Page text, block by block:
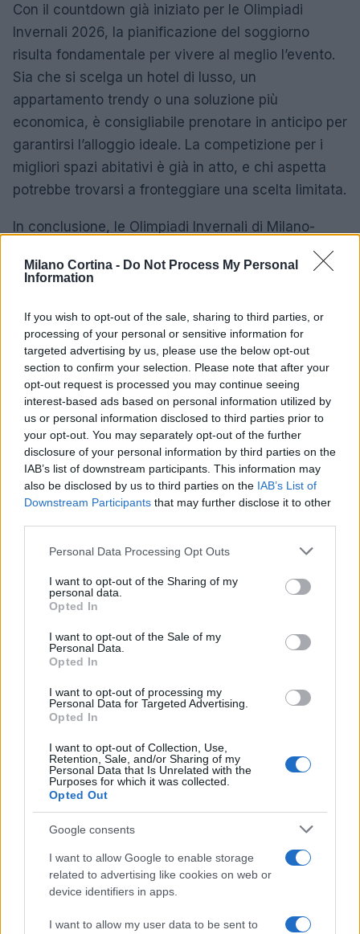
Milano Cortina - Do Not Process My Personal
Information
If you wish to opt-out of the sale, sharing to third parties, or
processing of your personal or sensitive information for
targeted advertising by us, please use the below opt-out
section to confirm your selection. Please note that after your
opt-out request is processed you may continue seeing
interest-based ads based on personal information utilized by
us or personal information disclosed to third parties prior to
your opt-out. You may separately opt-out of the further
disclosure of your personal information by third parties on the
IAB’s list of downstream participants. This information may
also be disclosed by us to third parties on the IAB’s List of
Downstream Participants that may further disclose it to other
Please note that this website/app uses one or more Google
not limited to your visit or usage behaviour. You may click to
grant or deny consent to Google and its third-party tags to
use your data for below specified purposes in below Google
consent section.
Personal Data Processing Opt Outs
I want to opt-out of the Sharing of my
personal data.
Opted In
I want to opt-out of the Sale of my
Personal Data.
Opted In
I want to opt-out of processing my
Personal Data for Targeted Advertising.
Opted In
I want to opt-out of Collection, Use,
Retention, Sale, and/or Sharing of my
Personal Data that Is Unrelated with the
Purposes for which it was collected.
Opted Out
Google consents
I want to allow Google to enable storage
related to advertising like cookies on web or
device identifiers in apps.
I want to allow my user data to be sent to
Con il countdown già iniziato per le Olimpiadi
Invernali 2026, la pianificazione del soggiorno
risulta fondamentale per vivere al meglio l’evento.
Sia che si scelga un hotel di lusso, un
appartamento trendy o una soluzione più
economica, è consigliabile prenotare in anticipo per
garantirsi l’alloggio ideale. La competizione per i
migliori spazi abitativi è già in atto, e chi aspetta
potrebbe trovarsi a fronteggiare una scelta limitata.
In conclusione, le Olimpiadi Invernali di Milano-
Cortina rappresentano un’occasione unica non solo
per gli sportivi, ma anche per i visitatori desiderosi
La scelta dell’alloggio giusto sarà fondamentale per
vivere appieno questa esperienza, e con una
pianificazione accurata, ogni ospite potrà creare
ricordi indimenticabili in una delle città più
affascinanti d’Europa.
AUTORE
AiAdhubMedia